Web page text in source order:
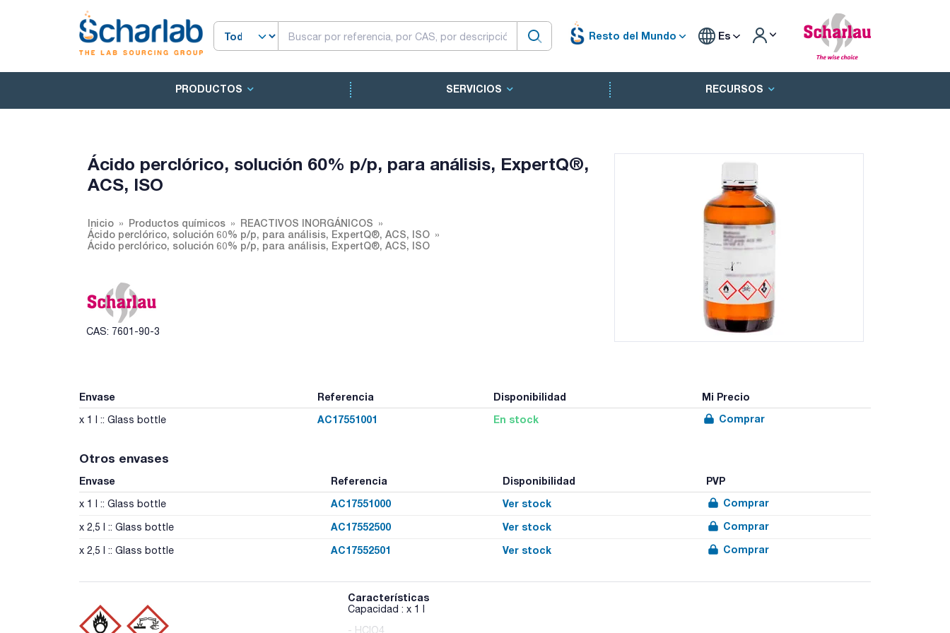
Resto del Mundo Es
PRODUCTOS SERVICIOS RECURSOS
Ácido perclórico, solución 60% p/p, para análisis, ExpertQ®,
ACS, ISO
Inicio Productos químicos
REACTIVOS INORGÁNICOS
Ácido perclórico, solución 60% p/p, para análisis, ExpertQ®, ACS, ISO
Ácido perclórico, solución 60% p/p, para análisis, ExpertQ®, ACS, ISO
CAS: 7601-90-3
Envase Referencia Disponibilidad Mi Precio
x 1 l :: Glass bottle AC17551001 En stock Comprar
Otros envases
Envase Referencia Disponibilidad PVP
x 1 l :: Glass bottle AC17551000 Ver stock Comprar
x 2,5 l :: Glass bottle AC17552500 Ver stock Comprar
x 2,5 l :: Glass bottle AC17552501 Ver stock Comprar
Características
Capacidad : x 1 l
- HClO4